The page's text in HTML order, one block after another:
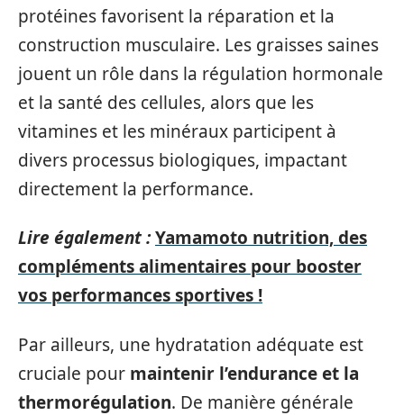
protéines favorisent la réparation et la
construction musculaire. Les graisses saines
jouent un rôle dans la régulation hormonale
et la santé des cellules, alors que les
vitamines et les minéraux participent à
divers processus biologiques, impactant
directement la performance.
Lire également :Yamamoto nutrition, des
compléments alimentaires pour booster
vos performances sportives !
Par ailleurs, une hydratation adéquate est
cruciale pour maintenir l’endurance et la
thermorégulation. De manière générale